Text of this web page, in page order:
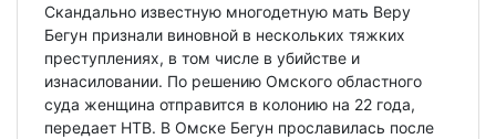
Скандально известную многодетную мать Веру
Бегун признали виновной в нескольких тяжких
преступлениях, в том числе в убийстве и
изнасиловании. По решению Омского областного
суда женщина отправится в колонию на 22 года,
передает НТВ. В Омске Бегун прославилась после